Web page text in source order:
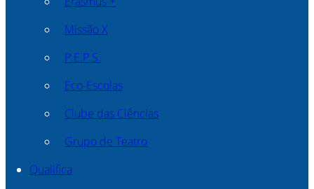
Missão X
P.E.P.S.
Eco-Escolas
Clube das Ciências
Grupo de Teatro
Qualifica